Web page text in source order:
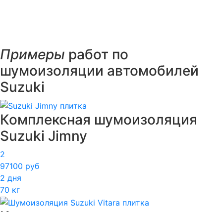
Примеры работ по
шумоизоляции автомобилей
Suzuki
Комплексная шумоизоляция
Suzuki Jimny
2
97100 руб
2 дня
70 кг